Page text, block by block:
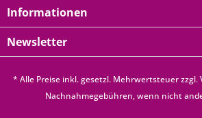
Informationen
Newsletter
* Alle Preise inkl. gesetzl. Mehrwertsteuer zzgl.
Nachnahmegebühren, wenn nicht